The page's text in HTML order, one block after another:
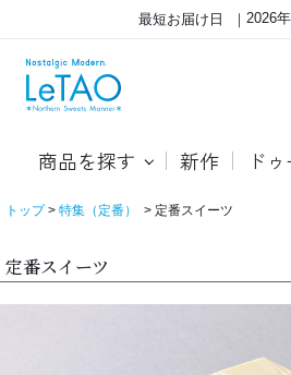
最短お届け日 2026
商品を探す 新作 ド
トップ 特集（定番） 定番スイーツ
定番スイーツ